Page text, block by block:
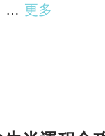
… 更多